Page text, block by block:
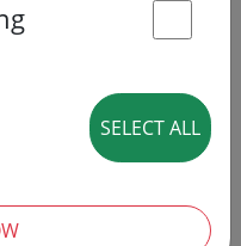
SELECT ALL